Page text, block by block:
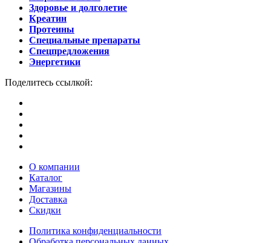
Здоровье и долголетие
Креатин
Протеины
Специальные препараты
Спецпредложения
Энергетики
Поделитесь ссылкой:
О компании
Каталог
Магазины
Доставка
Скидки
Политика конфиденциальности